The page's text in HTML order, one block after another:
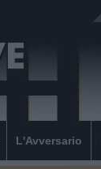
L'Avversario